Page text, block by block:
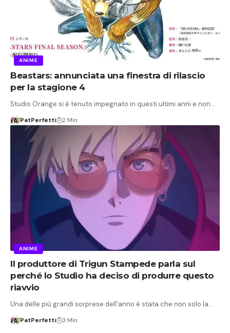
ANIME
Beastars: annunciata una finestra di rilascio
per la stagione 4
Studio Orange si è tenuto impegnato in questi ultimi anni e non…
PatPerfetti 2 Min
ANIME
Il produttore di Trigun Stampede parla sul
perché lo Studio ha deciso di produrre questo
riavvio
Una delle più grandi sorprese dell'anno è stata che non solo la…
PatPerfetti 3 Min